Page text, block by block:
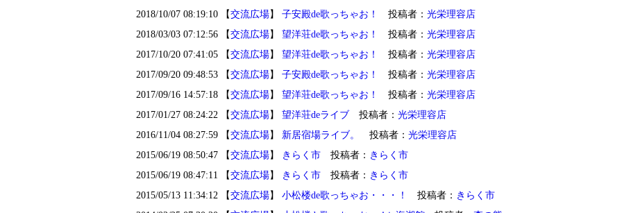
2018/10/07 08:19:10 【交流広場】 子安殿de歌っちゃお！ 投稿者： 光栄理容店
2018/03/03 07:12:56 【交流広場】 望洋荘de歌っちゃお！ 投稿者： 光栄理容店
2017/10/20 07:41:05 【交流広場】 望洋荘de歌っちゃお！ 投稿者： 光栄理容店
2017/09/20 09:48:53 【交流広場】 子安殿de歌っちゃお！ 投稿者： 光栄理容店
2017/09/16 14:57:18 【交流広場】 望洋荘de歌っちゃお！ 投稿者： 光栄理容店
2017/01/27 08:24:22 【交流広場】 望洋荘deライブ 投稿者： 光栄理容店
2016/11/04 08:27:59 【交流広場】 新居宿場ライブ。 投稿者： 光栄理容店
2015/06/19 08:50:47 【交流広場】 きらく市 投稿者： きらく市
2015/06/19 08:47:11 【交流広場】 きらく市 投稿者： きらく市
2015/05/13 11:34:12 【交流広場】 小松楼de歌っちゃお・・・！ 投稿者： きらく市